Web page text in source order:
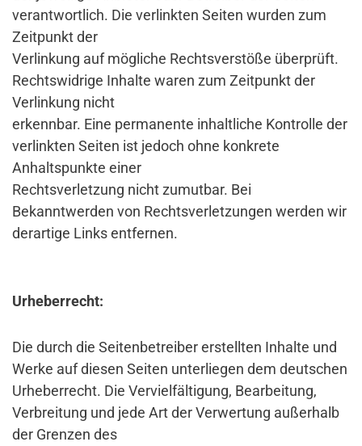
verantwortlich. Die verlinkten Seiten wurden zum
Zeitpunkt der
Verlinkung auf mögliche Rechtsverstöße überprüft.
Rechtswidrige Inhalte waren zum Zeitpunkt der
Verlinkung nicht
erkennbar. Eine permanente inhaltliche Kontrolle der
verlinkten Seiten ist jedoch ohne konkrete
Anhaltspunkte einer
Rechtsverletzung nicht zumutbar. Bei
Bekanntwerden von Rechtsverletzungen werden wir
derartige Links entfernen.
Urheberrecht:
Die durch die Seitenbetreiber erstellten Inhalte und
Werke auf diesen Seiten unterliegen dem deutschen
Urheberrecht. Die Vervielfältigung, Bearbeitung,
Verbreitung und jede Art der Verwertung außerhalb
der Grenzen des